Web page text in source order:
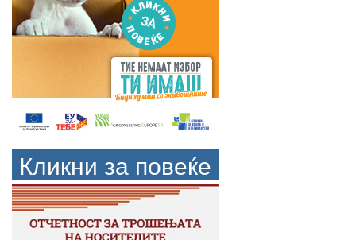
Кликни за повеќе